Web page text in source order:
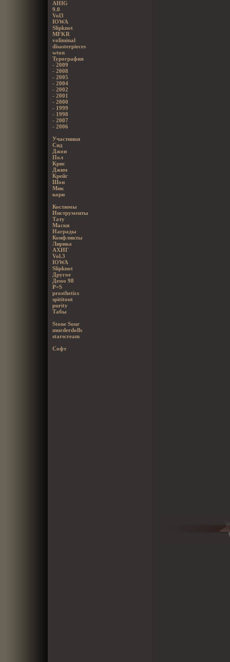
AHIG
9.0
Vol3
IOWA
Slipknot
MFKR
voliminal
disasterpieces
wton
Турография
- 2009
- 2008
- 2005
- 2004
- 2002
- 2001
- 2000
- 1999
- 1998
- 2007
- 2006
Участники
Сид
Джои
Пол
Крис
Джим
Крейг
Шон
Мик
кори
Костюмы
Инструменты
Тату
Маски
Награды
Конфликты
Лирика
АХИГ
Vol.3
IOWA
Slipknot
Другое
Демо 98
P=S
prosthetics
spititout
purity
Табы
Stone Sour
murderdolls
starscream
Софт